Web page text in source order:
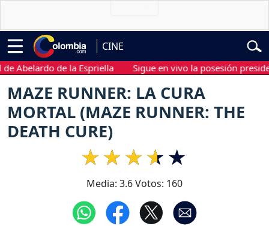
CINE
de la Espriella Sigue en vivo la posesión
MAZE RUNNER: LA CURA
MORTAL (MAZE RUNNER: THE
DEATH CURE)
Media: 3.6Votos: 160